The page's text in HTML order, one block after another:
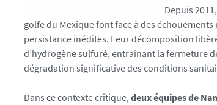
e
s
Depuis
golfe du Mexique font face à des échouements
persistance inédites. Leur décomposition
d’hydrogène sulfuré, entraînant la fermeture
dégradation significative des conditions
Dans ce contexte critique,deux équipes de